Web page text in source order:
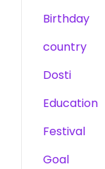
Birthday
country
Dosti
Education
Festival
Goal